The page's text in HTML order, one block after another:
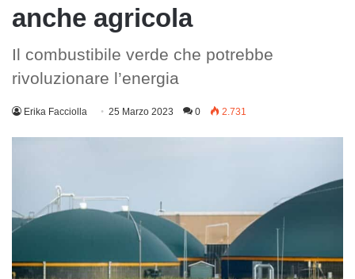
anche agricola
Il combustibile verde che potrebbe
rivoluzionare l’energia
Erika Facciolla 25 Marzo 2023 0 2.731